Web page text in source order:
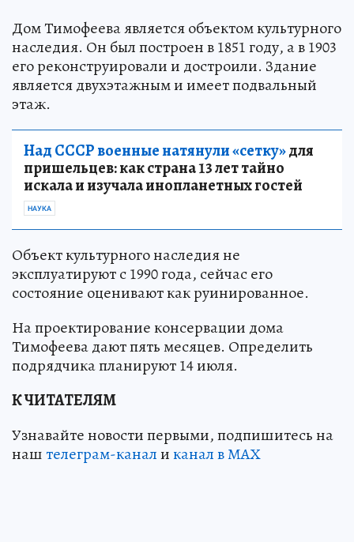
Дом Тимофеева является объектом культурного
наследия. Он был построен в 1851 году, а в 1903
его реконструировали и достроили. Здание
является двухэтажным и имеет подвальный
этаж.
Над СССР военные натянули «сетку»для
пришельцев: как страна 13 лет тайно
искала и изучала инопланетных гостей
НАУКА
Объект культурного наследия не
эксплуатируют с 1990 года, сейчас его
состояние оценивают как руинированное.
На проектирование консервации дома
Тимофеева дают пять месяцев. Определить
подрядчика планируют 14 июля.
К ЧИТАТЕЛЯМ
Узнавайте новости первыми, подпишитесь на
наштелеграм-каналиканал в МАХ